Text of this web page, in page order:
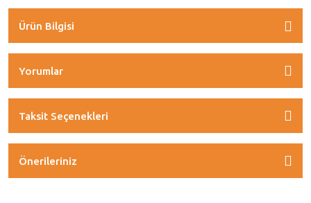
Ürün Bilgisi
Yorumlar
Taksit Seçenekleri
Önerileriniz